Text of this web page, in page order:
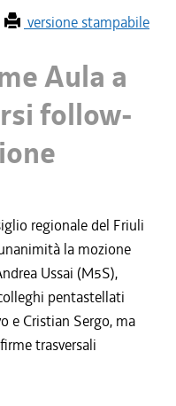
versione stampabile
Aula a
follow-
regionale del Friuli
la mozione
Ussai (M5S),
pentastellati
e Cristian Sergo, ma
trasversali